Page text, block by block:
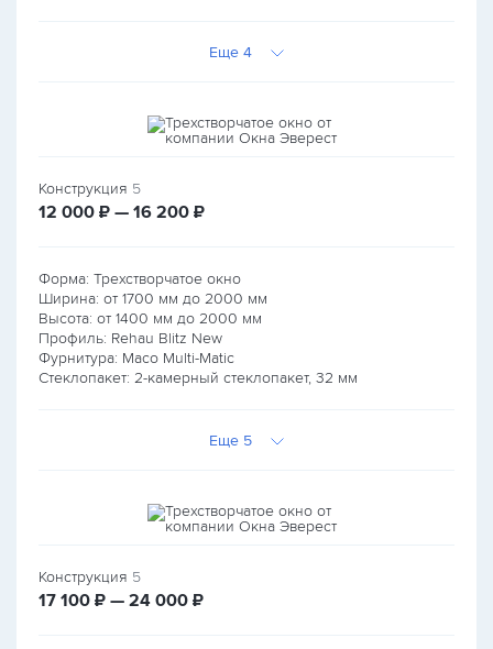
Еще 4
Конструкция 5
12 000 руб.
₽ — 16 200 руб.
₽
Форма: Трехстворчатое окно
Ширина: от 1700 мм до 2000 мм
Высота: от 1400 мм до 2000 мм
Профиль: Rehau Blitz New
Фурнитура: Maco Multi-Matic
Стеклопакет: 2-камерный стеклопакет, 32 мм
Еще 5
Конструкция 5
17 100 руб.
₽ — 24 000 руб.
₽